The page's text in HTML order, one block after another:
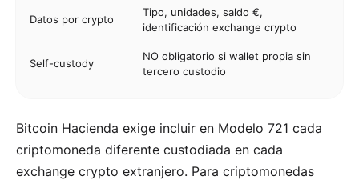
Datos por crypto
Tipo, unidades, saldo €,
identificación exchange crypto
Self-custody
NO obligatorio si wallet propia sin
tercero custodio
Bitcoin Hacienda exige incluir en Modelo 721 cada
criptomoneda diferente custodiada en cada
exchange crypto extranjero. Para criptomonedas